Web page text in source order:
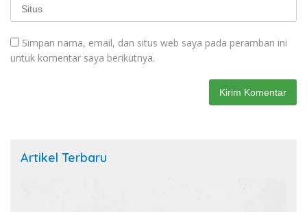
Simpan nama, email, dan situs web saya pada peramban ini
untuk komentar saya berikutnya.
Artikel Terbaru